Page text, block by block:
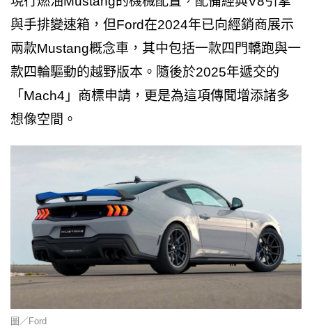
與手排變速箱，但Ford在2024年已向經銷商展示
兩款Mustang概念車，其中包括一款四門轎跑與一
款四輪驅動的越野版本。隨後於2025年遞交的
「Mach4」商標申請，更是為這項傳聞增添諸多
想像空間。
圖／Ford